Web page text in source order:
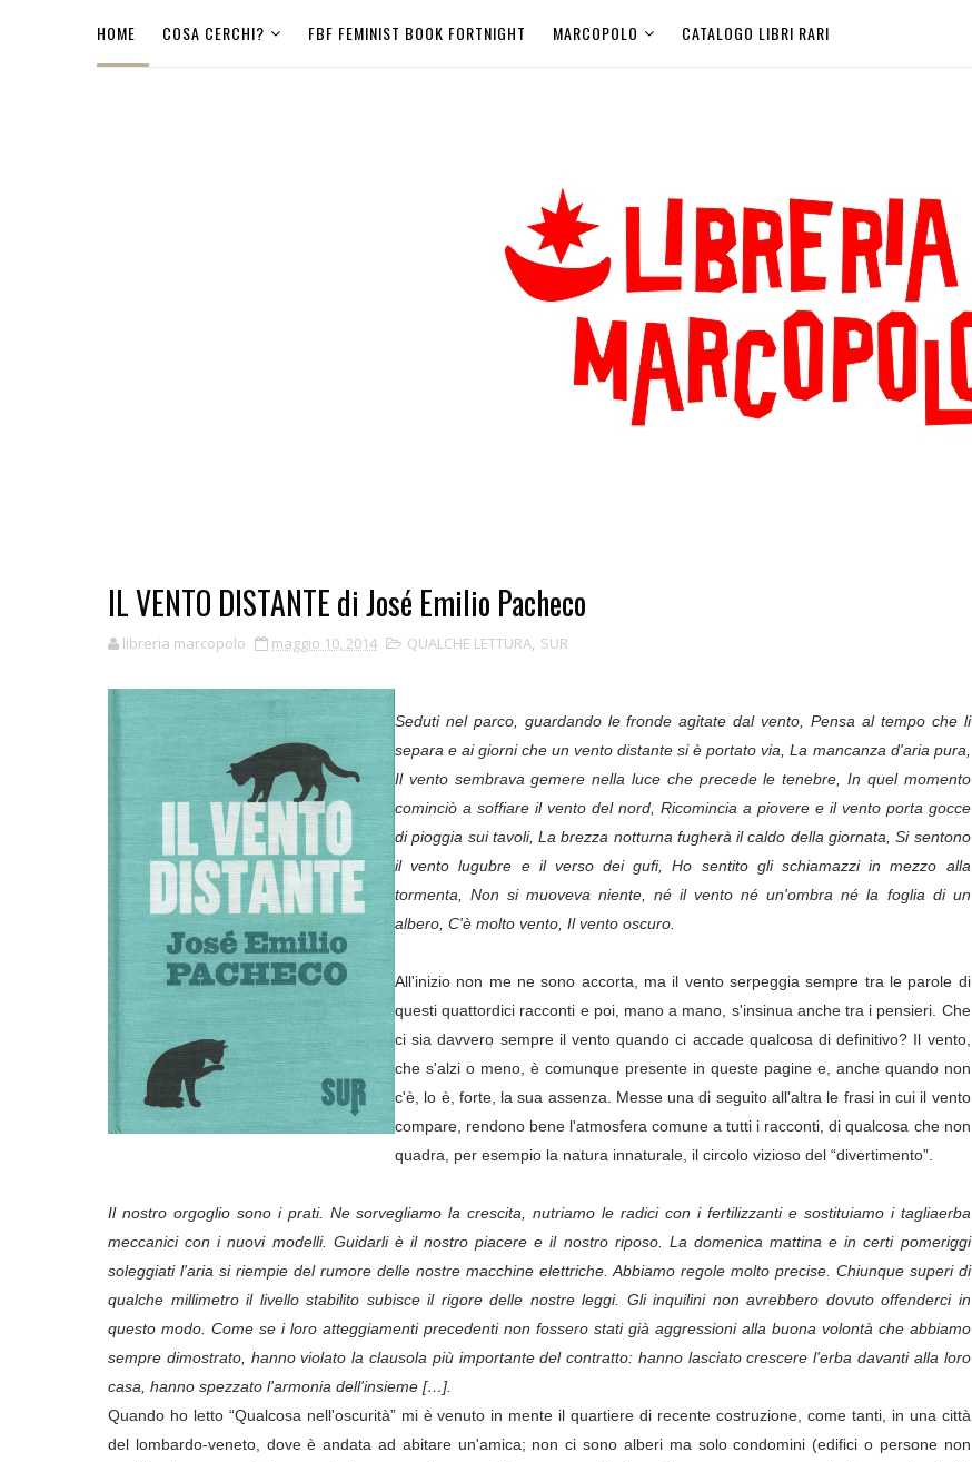
HOME COSA CERCHI? FBF FEMINIST BOOK FORTNIGHT MARCOPOLO CATALOGO LIBRI RARI
IL VENTO DISTANTE di José Emilio Pacheco
libreria marcopolo maggio 10, 2014 QUALCHE LETTURA, SUR
Seduti nel parco, guardando le fronde agitate dal vento, Pensa al tempo che li
separa e ai giorni che un vento distante si è portato via, La mancanza d'aria pura,
Il vento sembrava gemere nella luce che precede le tenebre, In quel momento
cominciò a soffiare il vento del nord, Ricomincia a piovere e il vento porta gocce
di pioggia sui tavoli, La brezza notturna fugherà il caldo della giornata, Si sentono
il vento lugubre e il verso dei gufi, Ho sentito gli schiamazzi in mezzo alla
tormenta, Non si muoveva niente, né il vento né un'ombra né la foglia di un
albero, C'è molto vento, Il vento oscuro.
All'inizio non me ne sono accorta, ma il vento serpeggia sempre tra le parole di
questi quattordici racconti e poi, mano a mano, s'insinua anche tra i pensieri. Che
ci sia davvero sempre il vento quando ci accade qualcosa di definitivo? Il vento,
che s'alzi o meno, è comunque presente in queste pagine e, anche quando non
c'è, lo è, forte, la sua assenza. Messe una di seguito all'altra le frasi in cui il vento
compare, rendono bene l'atmosfera comune a tutti i racconti, di qualcosa che non
quadra, per esempio la natura innaturale, il circolo vizioso del “divertimento”.
Il nostro orgoglio sono i prati. Ne sorvegliamo la crescita, nutriamo le radici con i fertilizzanti e sostituiamo i tagliaerba
meccanici con i nuovi modelli. Guidarli è il nostro piacere e il nostro riposo. La domenica mattina e in certi pomeriggi
soleggiati l'aria si riempie del rumore delle nostre macchine elettriche. Abbiamo regole molto precise. Chiunque superi di
qualche millimetro il livello stabilito subisce il rigore delle nostre leggi. Gli inquilini non avrebbero dovuto offenderci in
questo modo. Come se i loro atteggiamenti precedenti non fossero stati già aggressioni alla buona volontà che abbiamo
sempre dimostrato, hanno violato la clausola più importante del contratto: hanno lasciato crescere l'erba davanti alla loro
casa, hanno spezzato l'armonia dell'insieme […].
Quando ho letto “Qualcosa nell'oscurità” mi è venuto in mente il quartiere di recente costruzione, come tanti, in una città
del lombardo-veneto, dove è andata ad abitare un'amica; non ci sono alberi ma solo condomini (edifici o persone non